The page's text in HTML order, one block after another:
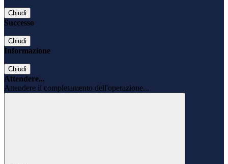
Chiudi
Successo
Chiudi
Informazione
Chiudi
Attendere...
Attendere il completamento dell'operazione...